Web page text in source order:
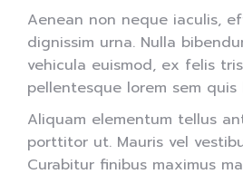
Aenean non neque iaculis,
dignissim urna. Nulla
vehicula euismod, ex felis
pellentesque lorem sem quis
Aliquam elementum tellus
porttitor ut. Mauris vel
Curabitur finibus maximus